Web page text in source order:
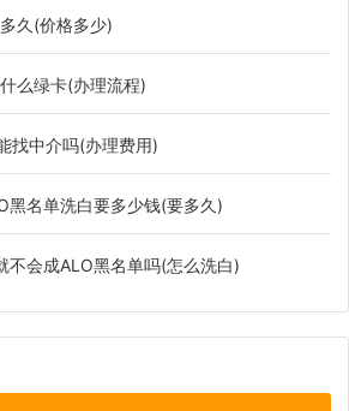
久(价格多少)
么绿卡(办理流程)
找中介吗(办理费用)
黑名单洗白要多少钱(要多久)
不会成ALO黑名单吗(怎么洗白)